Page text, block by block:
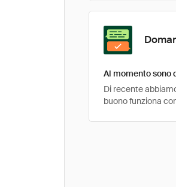
Al momento sono
Di recente
buono funziona